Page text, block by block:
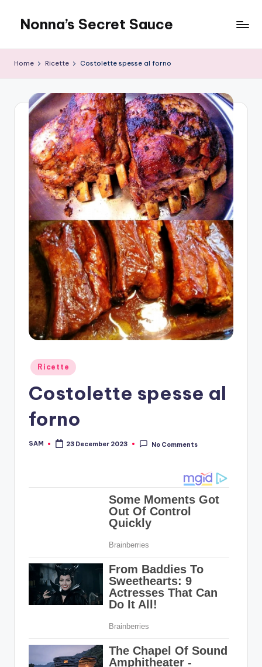
content
Nonna’s Secret Sauce
Home Ricette Costolette spesse al forno
Posted
in
Ricette
Costolette spesse al
forno
Posted
SAM 23 December 2023 No Comments